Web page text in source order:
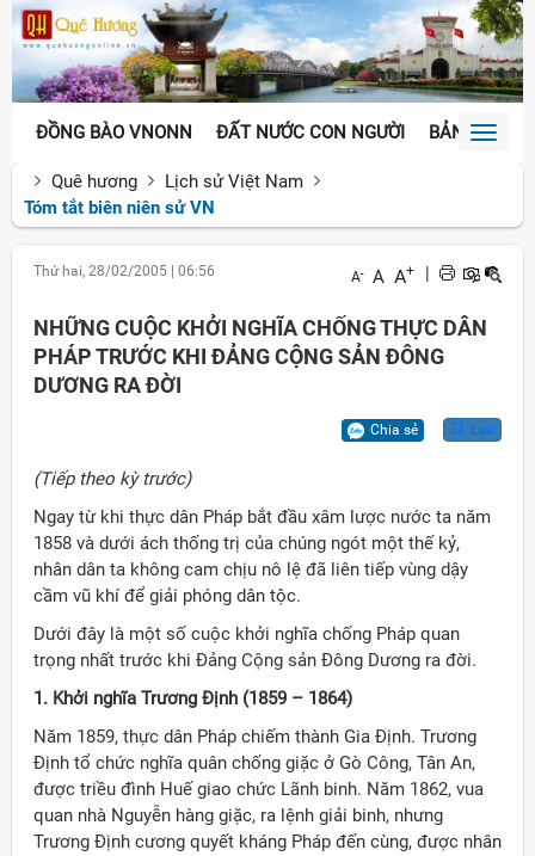
ĐỒNG BÀO VNONN ĐẤT NƯỚC CON NGƯỜI BẢN SẮCToggle
Quê hương
Lịch sử Việt Nam
Tóm tắt biên niên sử VN
Thứ hai, 28/02/2005 06:56 A- A A+
NHỮNG CUỘC KHỞI NGHĨA CHỐNG THỰC DÂN
PHÁP TRƯỚC KHI ĐẢNG CỘNG SẢN ĐÔNG
DƯƠNG RA ĐỜI
Chia sẻ Lưu
(Tiếp theo kỳ trước)
Ngay từ khi thực dân Pháp bắt đầu xâm lược nước ta năm
1858 và dưới ách thống trị của chúng ngót một thế kỷ,
nhân dân ta không cam chịu nô lệ đã liên tiếp vùng dậy
cầm vũ khí để giải phóng dân tộc.
Dưới đây là một số cuộc khởi nghĩa chống Pháp quan
trọng nhất trước khi Đảng Cộng sản Đông Dương ra đời.
1. Khởi nghĩa Trương Định (1859 – 1864)
Năm 1859, thực dân Pháp chiếm thành Gia Định. Trương
Định tổ chức nghĩa quân chống giặc ở Gò Công, Tân An,
được triều đình Huế giao chức Lãnh binh. Năm 1862, vua
quan nhà Nguyễn hàng giặc, ra lệnh giải binh, nhưng
Trương Định cương quyết kháng Pháp đến cùng, được nhân